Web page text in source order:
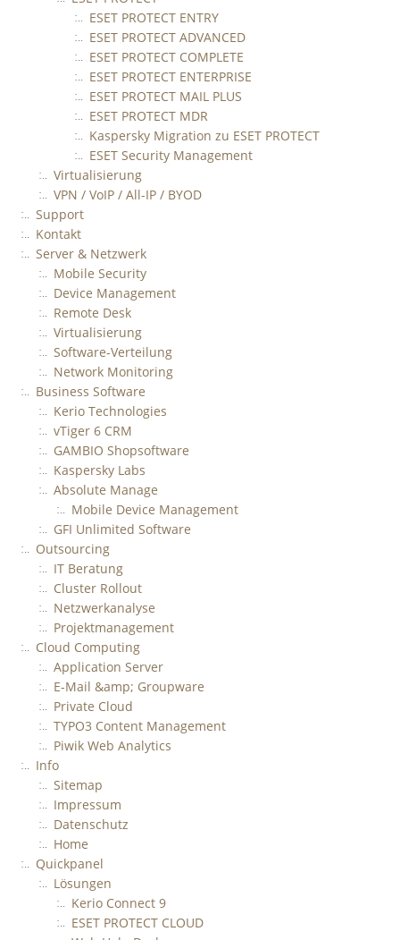
ESET PROTECT ENTRY
ESET PROTECT ADVANCED
ESET PROTECT COMPLETE
ESET PROTECT ENTERPRISE
ESET PROTECT MAIL PLUS
ESET PROTECT MDR
Kaspersky Migration zu ESET PROTECT
ESET Security Management
Virtualisierung
VPN / VoIP / All-IP / BYOD
Support
Kontakt
Server & Netzwerk
Mobile Security
Device Management
Remote Desk
Virtualisierung
Software-Verteilung
Network Monitoring
Business Software
Kerio Technologies
vTiger 6 CRM
GAMBIO Shopsoftware
Kaspersky Labs
Absolute Manage
Mobile Device Management
GFI Unlimited Software
Outsourcing
IT Beratung
Cluster Rollout
Netzwerkanalyse
Projektmanagement
Cloud Computing
Application Server
E-Mail &amp; Groupware
Private Cloud
TYPO3 Content Management
Piwik Web Analytics
Info
Sitemap
Impressum
Datenschutz
Home
Quickpanel
Lösungen
Kerio Connect 9
ESET PROTECT CLOUD